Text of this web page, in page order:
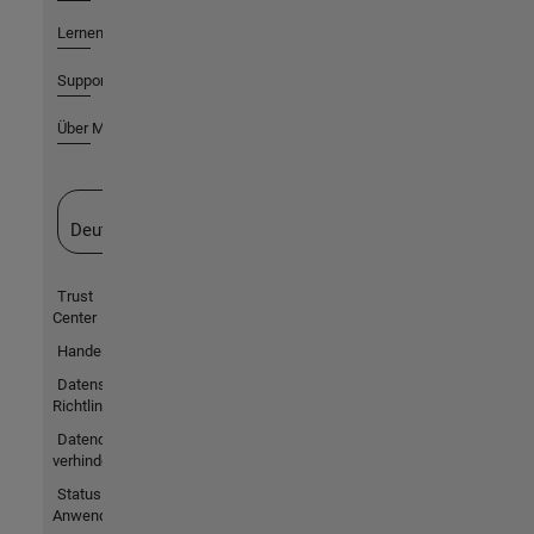
Lernen
Support
Über MathWorks
Deutschland
Trust
Center
Handelsmarken
Datenschutz-
Richtlinien
Datendiebstahl
verhindern
Status von
Anwendungen